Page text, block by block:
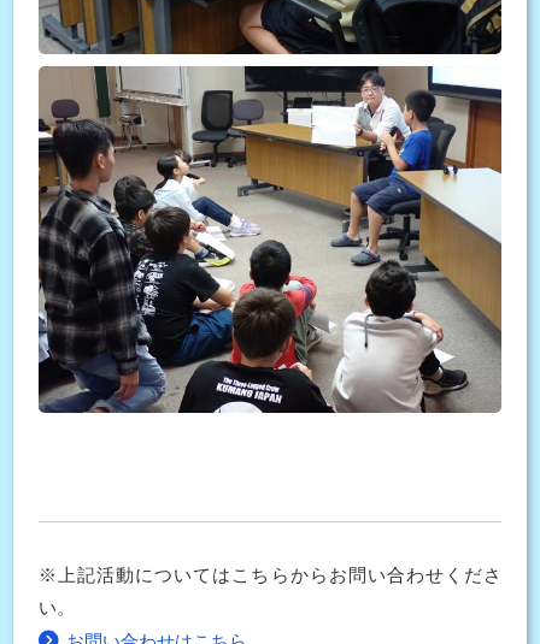
※上記活動についてはこちらからお問い合わせくださ
い。